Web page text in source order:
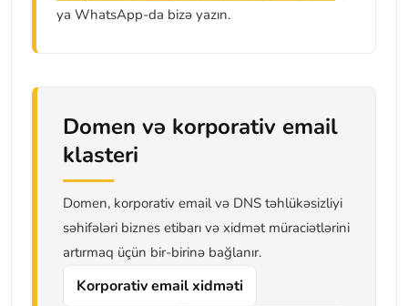
ya WhatsApp-da bizə yazın.
Domen və korporativ email
klasteri
Domen, korporativ email və DNS təhlükəsizliyi
səhifələri biznes etibarı və xidmət müraciətlərini
artırmaq üçün bir-birinə bağlanır.
Korporativ email xidməti